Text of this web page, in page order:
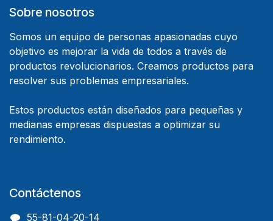
Sobre nosotros
Somos un equipo de personas apasionadas cuyo
objetivo es mejorar la vida de todos a través de
productos revolucionarios. Creamos productos para
resolver sus problemas empresariales.
Estos productos están diseñados para pequeñas y
medianas empresas dispuestas a optimizar su
rendimiento.
Contáctenos
55-81-04-20-14